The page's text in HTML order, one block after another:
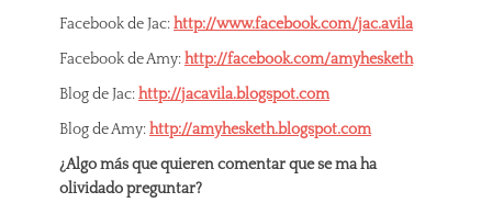
Facebook de Jac:http://www.facebook.com/jac.avila
Facebook de Amy:http://facebook.com/amyhesketh
Blog de Jac:http://jacavila.blogspot.com
Blog de Amy:http://amyhesketh.blogspot.com
¿Algo más que quieren comentar que se ma ha
olividado preguntar?